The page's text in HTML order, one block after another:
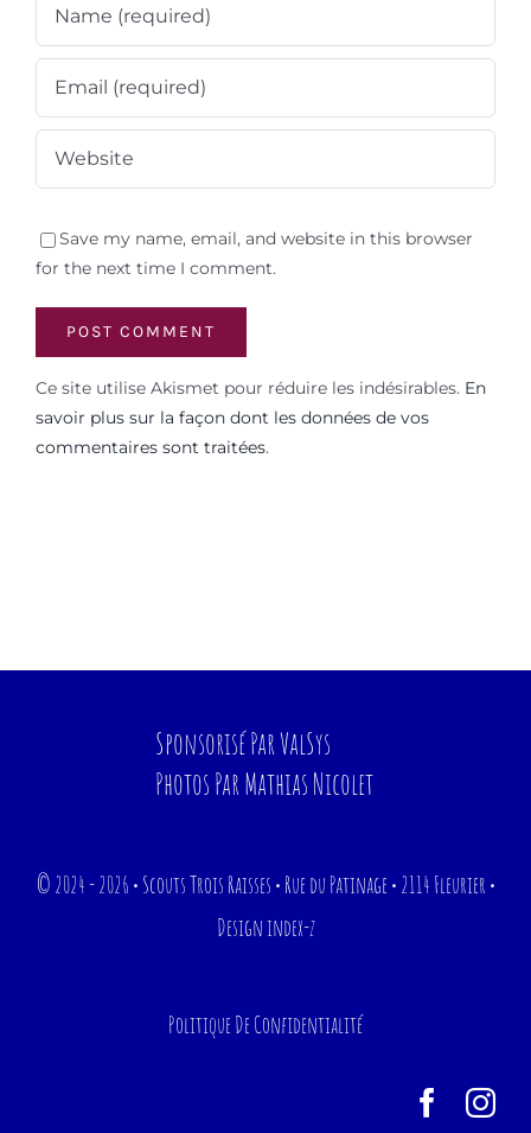
Save my name, email, and website in this browser
for the next time I comment.
Ce site utilise Akismet pour réduire les indésirables. En
savoir plus sur la façon dont les données de vos
commentaires sont traitées.
Sponsorisé ParValSys
Photos ParMathias Nicolet
© 2024 - 2026 • Scouts Trois Raisses • Rue du Patinage • 2114 Fleurier •
Designindex-z
Politique De Confidentialité